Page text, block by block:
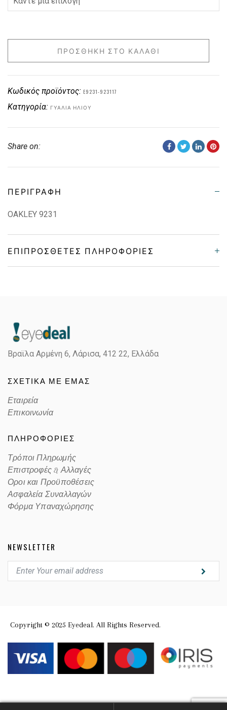
ΠΡΟΣΘΉΚΗ ΣΤΟ ΚΑΛΆΘΙ
Κωδικός προϊόντος: E9231-923117
Κατηγορία: ΓΥΑΛΙΆ ΗΛΊΟΥ
Share on:
ΠΕΡΙΓΡΑΦΉ
OAKLEY 9231
ΕΠΙΠΡΌΣΘΕΤΕΣ ΠΛΗΡΟΦΟΡΊΕΣ
Color
Lens Color POLARIZED PRIZM GRAY
Color code
Βραϊλα Αρμένη 6, Λάρισα, 412 22, Ελλάδα
ΣΧΕΤΙΚΑ ΜΕ ΕΜΑΣ
Εταιρεία
Επικοινωνία
ΠΛΗΡΟΦΟΡΙΕΣ
Τρόποι Πληρωμής
Επιστροφές & Αλλαγές
Οροι και Προϋποθέσεις
Ασφαλεία Συναλλαγών
Φόρμα Υπαναχώρησης
NEWSLETTER
Copyright © 2025 Eyedeal. All Rights Reserved.